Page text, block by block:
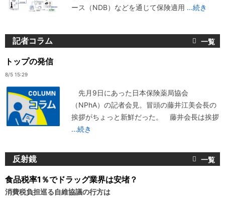
ース（NDB）などを通じて保険適用 ...続き
記者コラム
トップの発信
8/5 15:29
先月9日にあった日本保険薬局協会
（NPhA）の記者会見。冒頭の藤井江美会長の
挨拶がちょっと新鮮だった。 藤井会長は挨拶
...続き
反射鏡
食品税率1％でドラッグ業界は安堵？
消費税負担巡る自維協議の行方は